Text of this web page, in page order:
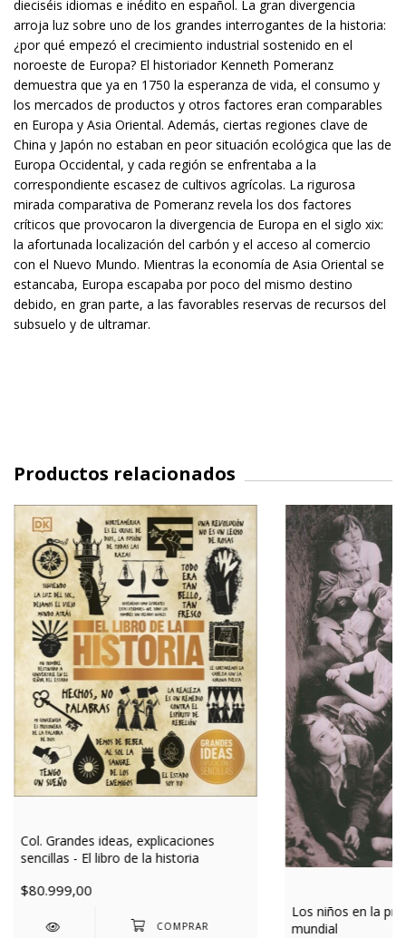
dieciséis idiomas e inédito en español. La gran divergencia
arroja luz sobre uno de los grandes interrogantes de la historia:
¿por qué empezó el crecimiento industrial sostenido en el
noroeste de Europa? El historiador Kenneth Pomeranz
demuestra que ya en 1750 la esperanza de vida, el consumo y
los mercados de productos y otros factores eran comparables
en Europa y Asia Oriental. Además, ciertas regiones clave de
China y Japón no estaban en peor situación ecológica que las de
Europa Occidental, y cada región se enfrentaba a la
correspondiente escasez de cultivos agrícolas. La rigurosa
mirada comparativa de Pomeranz revela los dos factores
críticos que provocaron la divergencia de Europa en el siglo xix:
la afortunada localización del carbón y el acceso al comercio
con el Nuevo Mundo. Mientras la economía de Asia Oriental se
estancaba, Europa escapaba por poco del mismo destino
debido, en gran parte, a las favorables reservas de recursos del
subsuelo y de ultramar.
Productos relacionados
Col. Grandes ideas, explicaciones
sencillas - El libro de la historia
$80.999,00
Los niños en la
mundial